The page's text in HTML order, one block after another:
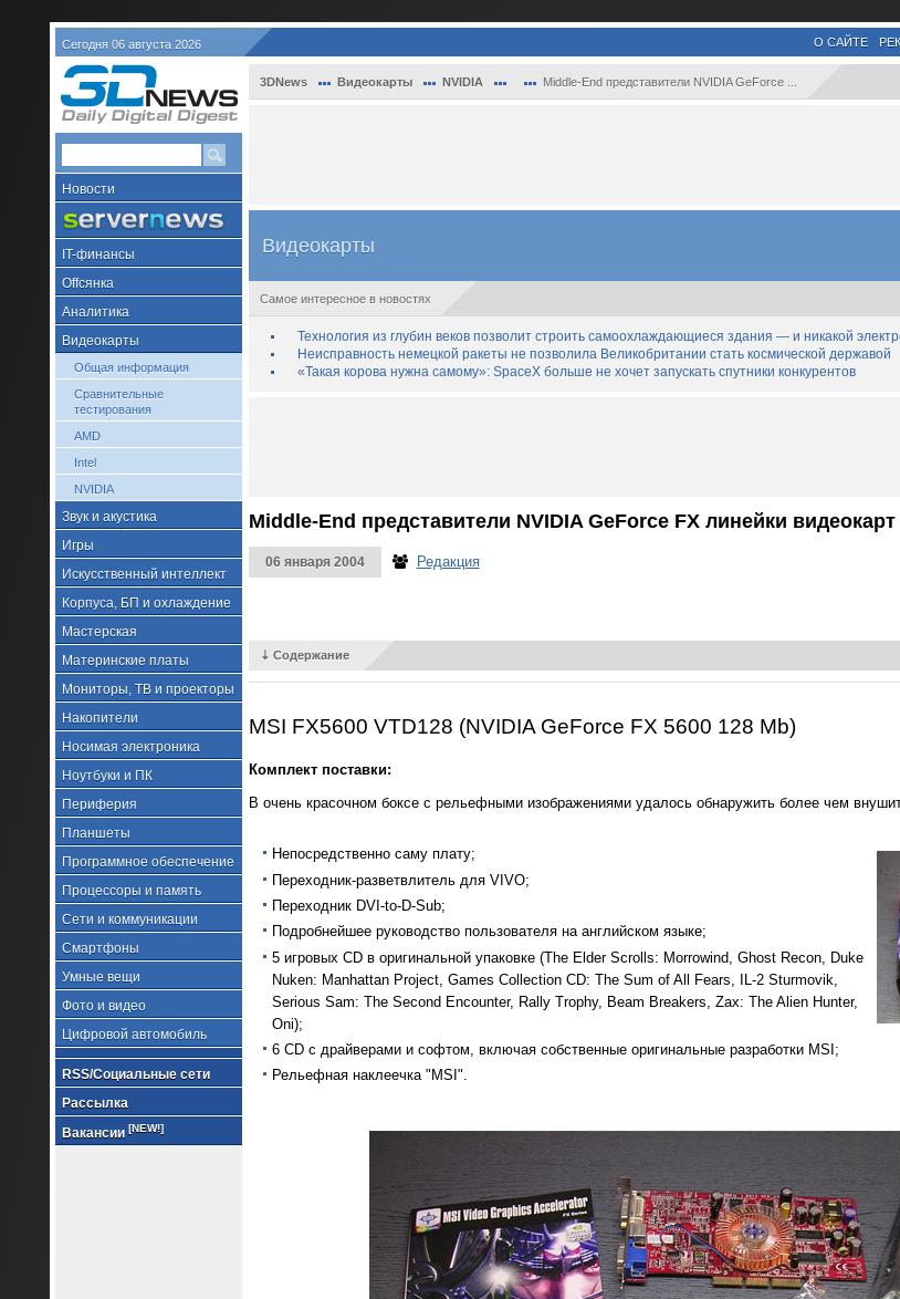
Сегодня 06 августа 2026 О САЙТЕ
Новости
IT-финансы
Offсянка
Аналитика
Видеокарты
Общая информация
Сравнительные
тестирования
AMD
Intel
NVIDIA
Звук и акустика
Игры
Искусственный интеллект
Корпуса, БП и охлаждение
Мастерская
Материнские платы
Мониторы, ТВ и проекторы
Накопители
Носимая электроника
Ноутбуки и ПК
Периферия
Планшеты
Программное обеспечение
Процессоры и память
Сети и коммуникации
Смартфоны
Умные вещи
Фото и видео
Цифровой автомобиль
RSS/Социальные сети
Рассылка
Вакансии [NEW!]
3DNews Видеокарты NVIDIA Middle-End представители NVIDIA GeForce ...
Видеокарты
Самое интересное в новостях
Технология из глубин веков позволит строить самоохлаждающиеся здания — и никакой
Неисправность немецкой ракеты не позволила Великобритании стать космической державой
«Такая корова нужна самому»: SpaceX больше не хочет запускать спутники конкурентов
Middle-End представители NVIDIA GeForce FX линейки видеокарт
06 января 2004 Редакция
⇣ Содержание
MSI FX5600 VTD128 (NVIDIA GeForce FX 5600 128 Mb)
Комплект поставки:
В очень красочном боксе с рельефными изображениями удалось обнаружить более чем
Непосредственно саму плату;
Переходник-разветвлитель для VIVO;
Переходник DVI-to-D-Sub;
Подробнейшее руководство пользователя на английском языке;
5 игровых CD в оригинальной упаковке (The Elder Scrolls: Morrowind, Ghost Recon, Duke
Nuken: Manhattan Project, Games Collection CD: The Sum of All Fears, IL-2 Sturmovik,
Serious Sam: The Second Encounter, Rally Trophy, Beam Breakers, Zax: The Alien Hunter,
Oni);
6 CD с драйверами и софтом, включая собственные оригинальные разработки MSI;
Рельефная наклеечка "MSI".